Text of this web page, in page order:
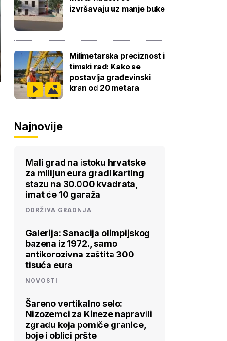
izvršavaju uz manje buke
Milimetarska preciznost i
timski rad: Kako se
postavlja građevinski
kran od 20 metara
Najnovije
Mali grad na istoku hrvatske
za milijun eura gradi karting
stazu na 30.000 kvadrata,
imat će 10 garaža
ODRŽIVA GRADNJA
Galerija: Sanacija olimpijskog
bazena iz 1972., samo
antikorozivna zaštita 300
tisuća eura
NOVOSTI
Šareno vertikalno selo:
Nizozemci za Kineze napravili
zgradu koja pomiče granice,
boje i oblici pršte